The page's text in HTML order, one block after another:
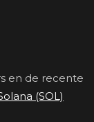
en de recente
(SOL)